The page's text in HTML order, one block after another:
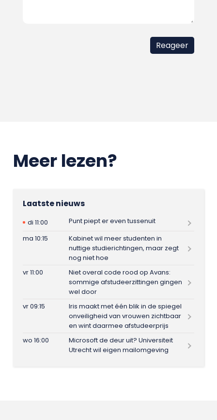
Meer lezen?
Laatste nieuws
di 11:00
Punt piept er even tussenuit
ma 10:15
Kabinet wil meer studenten in
nuttige studierichtingen, maar zegt
nog niet hoe
vr 11:00
Niet overal code rood op Avans:
sommige afstudeerzittingen gingen
wel door
vr 09:15
Iris maakt met één blik in de spiegel
onveiligheid van vrouwen zichtbaar
en wint daarmee afstudeerprijs
wo 16:00
Microsoft de deur uit? Universiteit
Utrecht wil eigen mailomgeving